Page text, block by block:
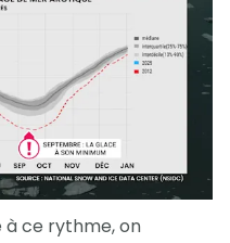
à ce rythme, on